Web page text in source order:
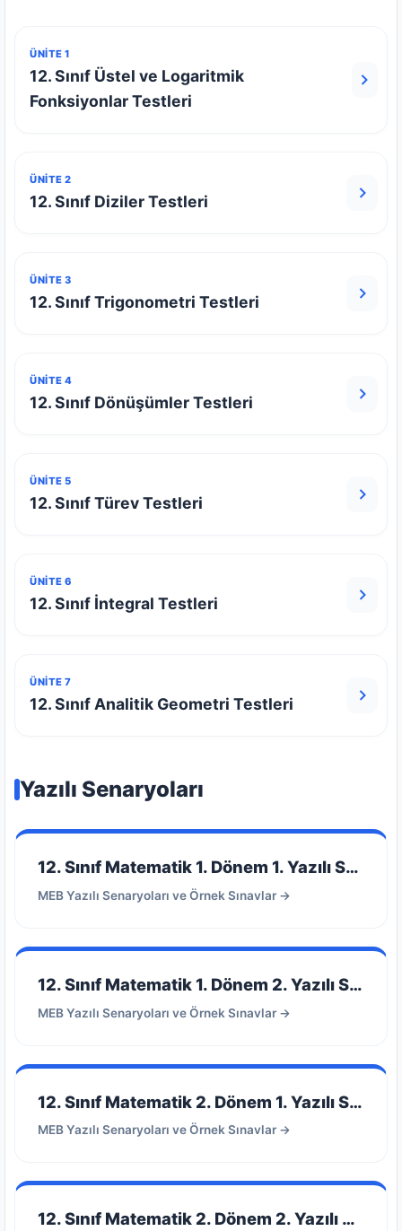
ÜNİTE 1
12. Sınıf Üstel ve Logaritmik
Fonksiyonlar Testleri
ÜNİTE 2
12. Sınıf Diziler Testleri
ÜNİTE 3
12. Sınıf Trigonometri Testleri
ÜNİTE 4
12. Sınıf Dönüşümler Testleri
ÜNİTE 5
12. Sınıf Türev Testleri
ÜNİTE 6
12. Sınıf İntegral Testleri
ÜNİTE 7
12. Sınıf Analitik Geometri Testleri
Yazılı Senaryoları
12. Sınıf Matematik 1. Dönem 1. Yazılı Senaryoları
MEB Yazılı Senaryoları ve Örnek Sınavlar →
12. Sınıf Matematik 1. Dönem 2. Yazılı Senaryoları
MEB Yazılı Senaryoları ve Örnek Sınavlar →
12. Sınıf Matematik 2. Dönem 1. Yazılı Senaryoları
MEB Yazılı Senaryoları ve Örnek Sınavlar →
12. Sınıf Matematik 2. Dönem 2. Yazılı Senaryoları